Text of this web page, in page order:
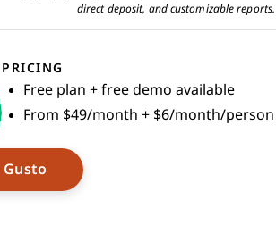
direct deposit, and customizable reports.
PRICING
Free plan + free demo available
From $49/month + $6/month/person
Opens New Window